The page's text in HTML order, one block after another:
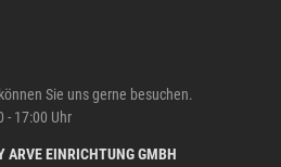
Sie uns gerne besuchen.
- 17:00 Uhr
ARVE EINRICHTUNG GMBH